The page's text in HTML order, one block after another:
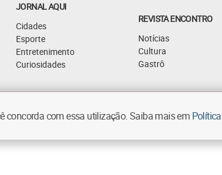
JORNAL AQUI
Cidades
Esporte
Entretenimento
Curiosidades
REVISTA ENCONTRO
Notícias
Cultura
Gastrô
© 2026Diários
concorda com essa utilização. Saiba mais em